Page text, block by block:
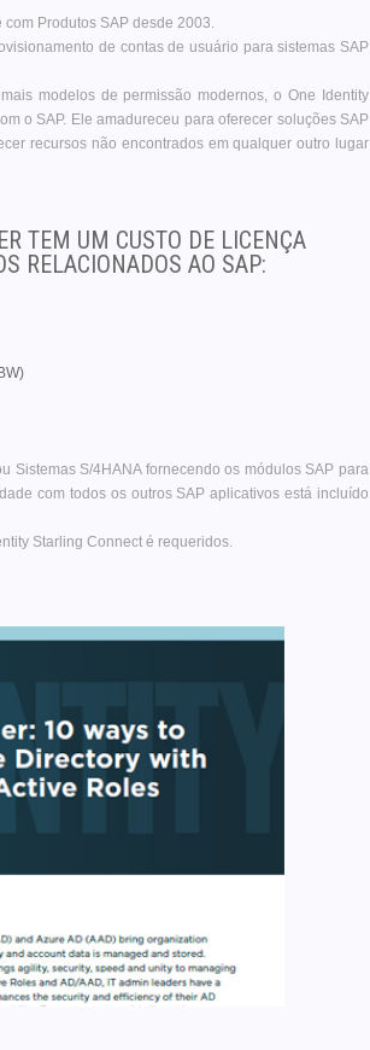
Produtos SAP desde 2003.
de contas de usuário para sistemas SAP
modelos de permissão modernos, o One Identity
o SAP. Ele amadureceu para oferecer soluções SAP
recursos não encontrados em qualquer outro lugar
TEM UM CUSTO DE LICENÇA
RELACIONADOS AO SAP:
Sistemas S/4HANA fornecendo os módulos SAP para
com todos os outros SAP aplicativos está incluído
Starling Connect é requeridos.